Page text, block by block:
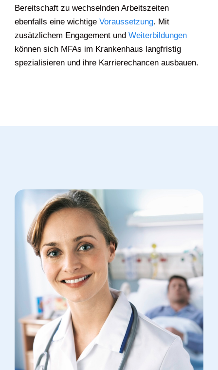
Bereitschaft zu wechselnden Arbeitszeiten
ebenfalls eine wichtige Voraussetzung. Mit
zusätzlichem Engagement und Weiterbildungen
können sich MFAs im Krankenhaus langfristig
spezialisieren und ihre Karrierechancen ausbauen.